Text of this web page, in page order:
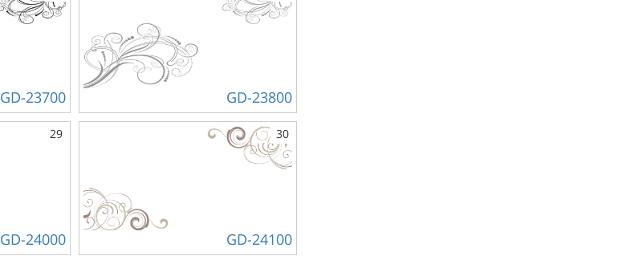
GD-23700 GD-23800
GD-24000
29
GD-24100
30